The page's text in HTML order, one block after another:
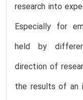
research into
Especially for
held by
direction of
the results of an